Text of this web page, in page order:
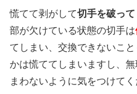
慌てて剥がして切手を破って
部が欠けている状態の切手は
てしまい、交換できないこ
かは慌ててしまいますし、
まわないように気をつけてく